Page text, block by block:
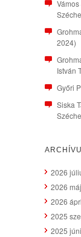
2024)
István
Győri
Siska
2026
2026
2026
2025
2025